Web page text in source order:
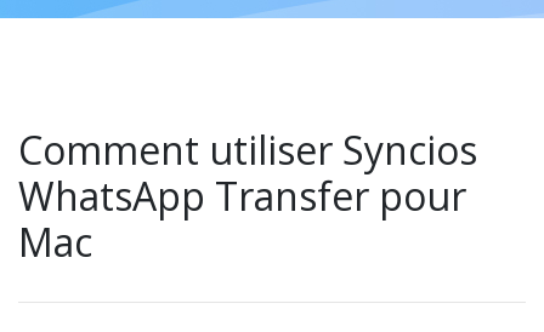
Comment utiliser Syncios
WhatsApp Transfer pour
Mac